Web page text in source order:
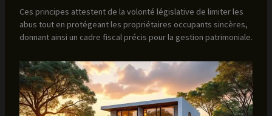
Ces principes attestent de la volonté législative de limiter les
abus tout en protégeant les propriétaires occupants sincères,
donnant ainsi un cadre fiscal précis pour la gestion patrimoniale.